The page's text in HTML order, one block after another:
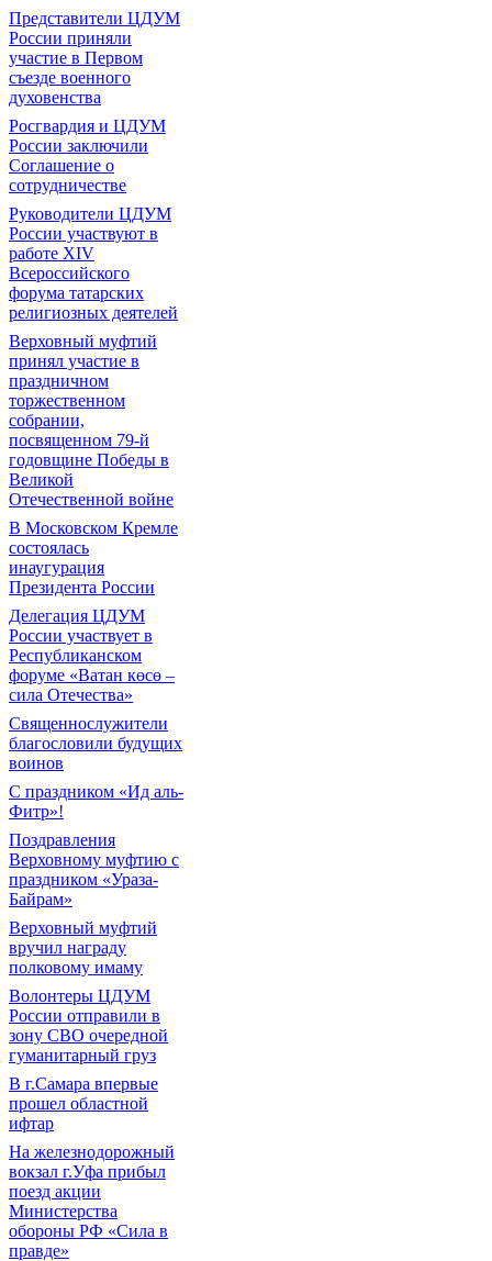
Представители ЦДУМ
России приняли
участие в Первом
съезде военного
духовенства
Росгвардия и ЦДУМ
России заключили
Соглашение о
сотрудничестве
Руководители ЦДУМ
России участвуют в
работе XIV
Всероссийского
форума татарских
религиозных деятелей
Верховный муфтий
принял участие в
праздничном
торжественном
собрании,
посвященном 79-й
годовщине Победы в
Великой
Отечественной войне
В Московском Кремле
состоялась
инаугурация
Президента России
Делегация ЦДУМ
России участвует в
Республиканском
форуме «Ватан көсө –
сила Отечества»
Священнослужители
благословили будущих
воинов
С праздником «Ид аль-
Фитр»!
Поздравления
Верховному муфтию с
праздником «Ураза-
Байрам»
Верховный муфтий
вручил награду
полковому имаму
Волонтеры ЦДУМ
России отправили в
зону СВО очередной
гуманитарный груз
В г.Самара впервые
прошел областной
ифтар
На железнодорожный
вокзал г.Уфа прибыл
поезд акции
Министерства
обороны РФ «Сила в
правде»